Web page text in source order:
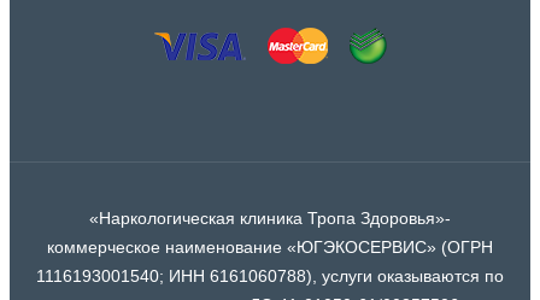
«Наркологическая клиника Тропа Здоровья»-
коммерческое наименование «ЮГЭКОСЕРВИС» (ОГРН
1116193001540; ИНН 6161060788), услуги оказываются по